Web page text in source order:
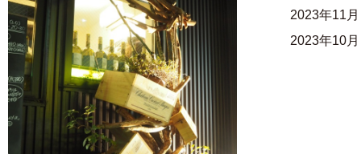
2023年11月
2023年10月